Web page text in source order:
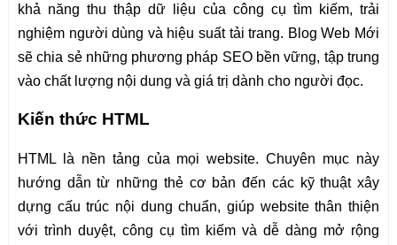
khả năng thu thập dữ liệu của công cụ tìm kiếm, trải
nghiệm người dùng và hiệu suất tải trang. Blog Web Mới
sẽ chia sẻ những phương pháp SEO bền vững, tập trung
vào chất lượng nội dung và giá trị dành cho người đọc.
Kiến thức HTML
HTML là nền tảng của mọi website. Chuyên mục này
hướng dẫn từ những thẻ cơ bản đến các kỹ thuật xây
dựng cấu trúc nội dung chuẩn, giúp website thân thiện
với trình duyệt, công cụ tìm kiếm và dễ dàng mở rộng